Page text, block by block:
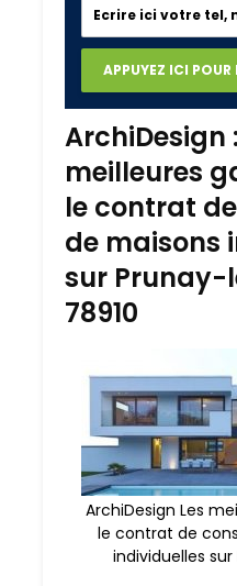
ArchiDesign
meilleures
le contrat
de maisons
sur Prunay-
78910
ArchiDesign Les
le contrat de
individuelles